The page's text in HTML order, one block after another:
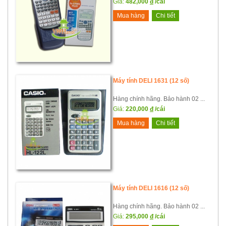
Giá: 482,000 đ /cái
Mua hàng
Chi tiết
Máy tính DELI 1631 (12 số)
Hàng chính hãng. Bảo hành 02 ...
Giá: 220,000 đ /cái
Mua hàng
Chi tiết
Máy tính DELI 1616 (12 số)
Hàng chính hãng. Bảo hành 02 ...
Giá: 295,000 đ /cái